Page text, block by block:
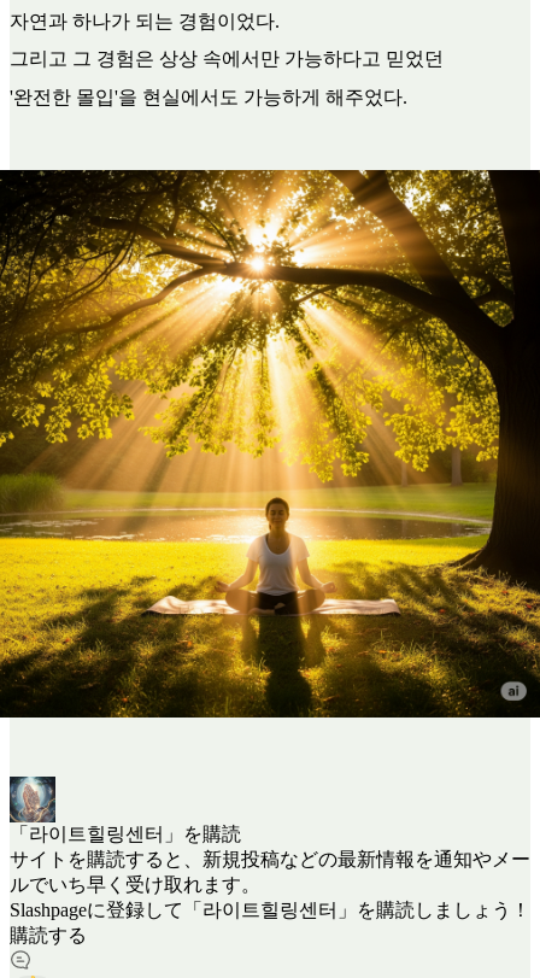
자연과 하나가 되는 경험이었다.
그리고 그 경험은 상상 속에서만 가능하다고 믿었던
'완전한 몰입'을 현실에서도 가능하게 해주었다.
「라이트힐링센터」を購読
サイトを購読すると、新規投稿などの最新情報を通知やメー
ルでいち早く受け取れます。
Slashpageに登録して「라이트힐링센터」を購読しましょう！
購読する